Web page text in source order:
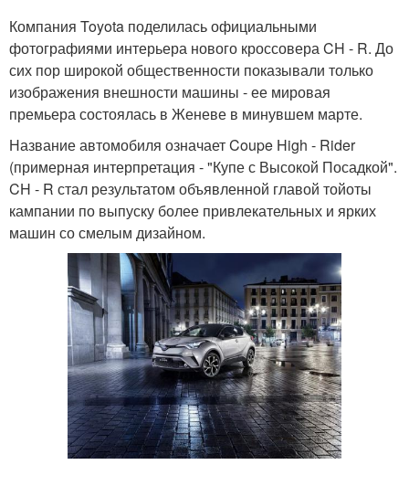
Компания Toyota поделилась официальными
фотографиями интерьера нового кроссовера CH - R. До
сих пор широкой общественности показывали только
изображения внешности машины - ее мировая
премьера состоялась в Женеве в минувшем марте.
Название автомобиля означает Coupe High - Rider
(примерная интерпретация - "Купе с Высокой Посадкой".
CH - R стал результатом объявленной главой тойоты
кампании по выпуску более привлекательных и ярких
машин со смелым дизайном.